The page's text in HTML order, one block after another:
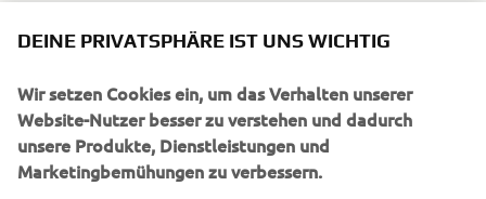
UNTERNEHMEN
B2B
DEINE PRIVATSPHÄRE IST UNS WICHTIG
Wir setzen Cookies ein, um das Verhalten unserer
Website-Nutzer besser zu verstehen und dadurch
unsere Produkte, Dienstleistungen und
Marketingbemühungen zu verbessern.